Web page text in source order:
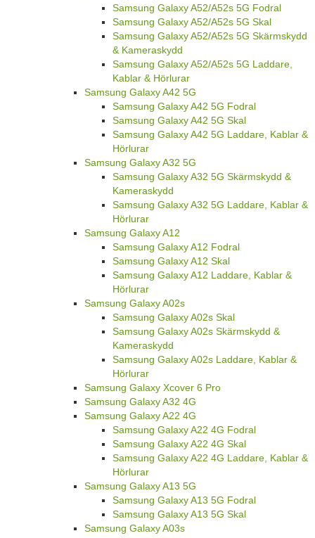
Samsung Galaxy A52/A52s 5G Fodral
Samsung Galaxy A52/A52s 5G Skal
Samsung Galaxy A52/A52s 5G Skärmskydd
& Kameraskydd
Samsung Galaxy A52/A52s 5G Laddare,
Kablar & Hörlurar
Samsung Galaxy A42 5G
Samsung Galaxy A42 5G Fodral
Samsung Galaxy A42 5G Skal
Samsung Galaxy A42 5G Laddare, Kablar &
Hörlurar
Samsung Galaxy A32 5G
Samsung Galaxy A32 5G Skärmskydd &
Kameraskydd
Samsung Galaxy A32 5G Laddare, Kablar &
Hörlurar
Samsung Galaxy A12
Samsung Galaxy A12 Fodral
Samsung Galaxy A12 Skal
Samsung Galaxy A12 Laddare, Kablar &
Hörlurar
Samsung Galaxy A02s
Samsung Galaxy A02s Skal
Samsung Galaxy A02s Skärmskydd &
Kameraskydd
Samsung Galaxy A02s Laddare, Kablar &
Hörlurar
Samsung Galaxy Xcover 6 Pro
Samsung Galaxy A32 4G
Samsung Galaxy A22 4G
Samsung Galaxy A22 4G Fodral
Samsung Galaxy A22 4G Skal
Samsung Galaxy A22 4G Laddare, Kablar &
Hörlurar
Samsung Galaxy A13 5G
Samsung Galaxy A13 5G Fodral
Samsung Galaxy A13 5G Skal
Samsung Galaxy A03s